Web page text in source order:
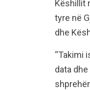
Këshillit
tyre në
dhe
“Takimi
data